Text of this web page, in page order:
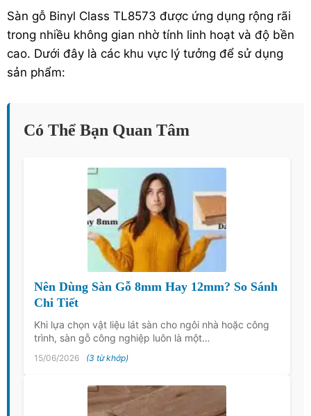
Sàn gỗ Binyl Class TL8573 được ứng dụng rộng rãi
trong nhiều không gian nhờ tính linh hoạt và độ bền
cao. Dưới đây là các khu vực lý tưởng để sử dụng
sản phẩm:
Có Thể Bạn Quan Tâm
Nên Dùng Sàn Gỗ 8mm Hay 12mm? So Sánh
Chi Tiết
Khi lựa chọn vật liệu lát sàn cho ngôi nhà hoặc công
trình, sàn gỗ công nghiệp luôn là một…
15/06/2026 (3 từ khớp)